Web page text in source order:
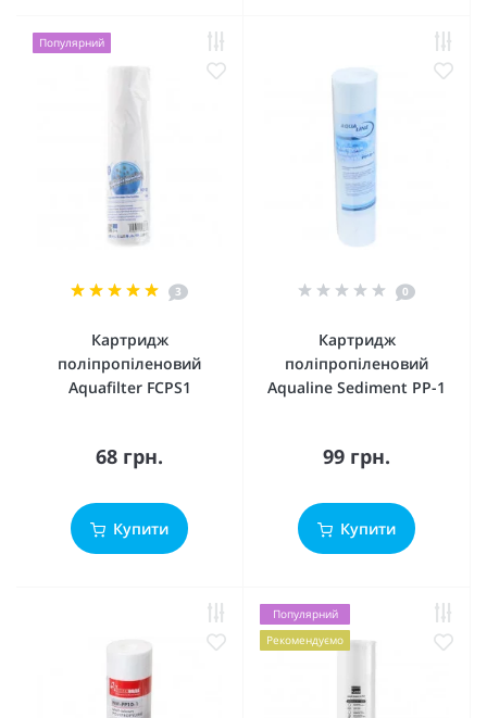
Популярний
3
Картридж
поліпропіленовий
Aquafilter FCPS1
68 грн.
Купити
0
Картридж
поліпропіленовий
Aqualine Sediment PP-1
99 грн.
Купити
Популярний
Рекомендуємо